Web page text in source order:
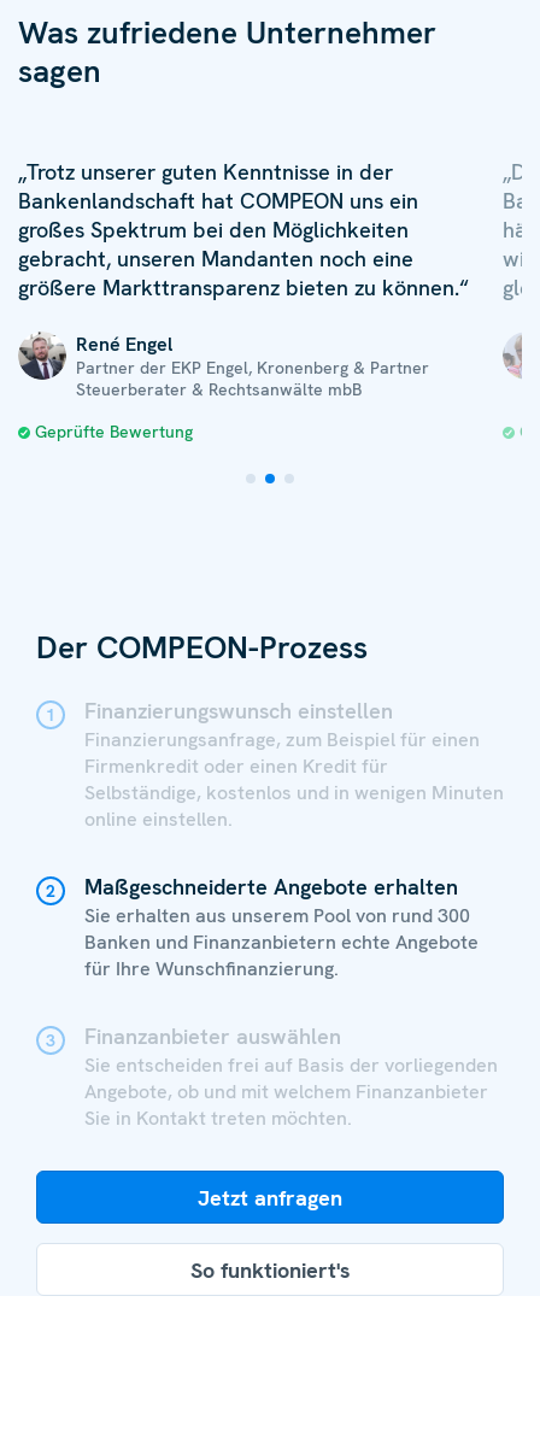
Was zufriedene Unternehmer
sagen
„Trotz unserer guten Kenntnisse in der
Bankenlandschaft hat COMPEON uns ein
großes Spektrum bei den Möglichkeiten
gebracht, unseren Mandanten noch eine
größere Markttransparenz bieten zu können.“
René Engel
Partner der EKP Engel, Kronenberg & Partner
Steuerberater & Rechtsanwälte mbB
Geprüfte Bewertung
wir
Der COMPEON-Prozess
1 Finanzierungswunsch einstellen
Finanzierungsanfrage, zum Beispiel für einen
Firmenkredit oder einen Kredit für
Selbständige, kostenlos und in wenigen Minuten
online einstellen.
2 Maßgeschneiderte Angebote erhalten
Sie erhalten aus unserem Pool von rund 300
Banken und Finanzanbietern echte Angebote
für Ihre Wunschfinanzierung.
3 Finanzanbieter auswählen
Sie entscheiden frei auf Basis der vorliegenden
Angebote, ob und mit welchem Finanzanbieter
Sie in Kontakt treten möchten.
Jetzt anfragen
So funktioniert's